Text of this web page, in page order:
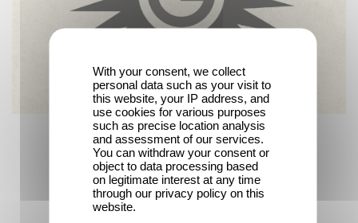
With your consent, we collect
personal data such as your visit to
this website, your IP address, and
use cookies for various purposes
such as precise location analysis
and assessment of our services.
You can withdraw your consent or
object to data processing based
on legitimate interest at any time
through our privacy policy on this
website.